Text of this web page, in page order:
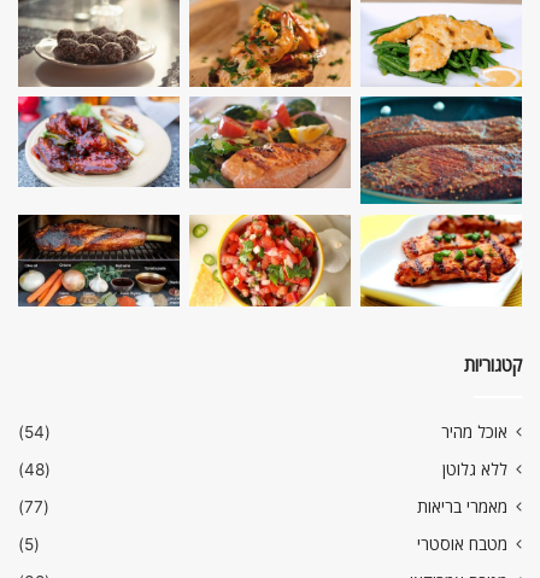
קטגוריות
אוכל מהיר
(54)
ללא גלוטן
(48)
מאמרי בריאות
(77)
מטבח אוסטרי
(5)